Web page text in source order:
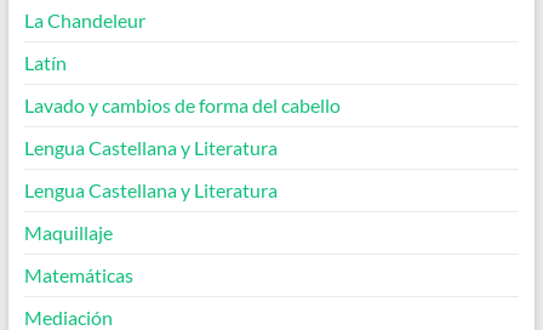
La Chandeleur
Latín
Lavado y cambios de forma del cabello
Lengua Castellana y Literatura
Lengua Castellana y Literatura
Maquillaje
Matemáticas
Mediación